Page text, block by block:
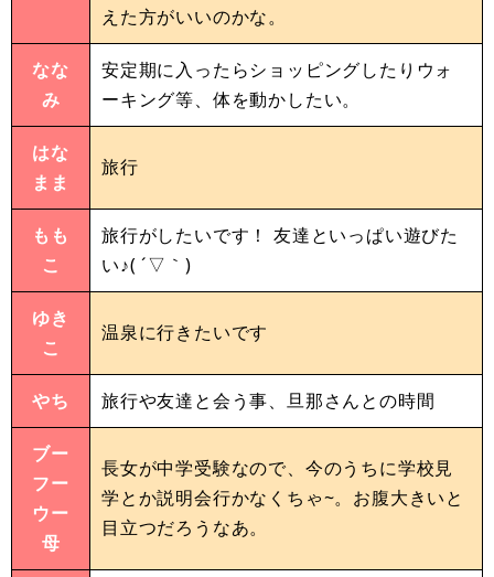
えた方がいいのかな。
なな
み
安定期に入ったらショッピングしたりウォ
ーキング等、体を動かしたい。
はな
まま
旅行
もも
こ
旅行がしたいです！ 友達といっぱい遊びた
い♪( ´▽｀)
ゆき
こ
温泉に行きたいです
やち 旅行や友達と会う事、旦那さんとの時間
ブー
フー
ウー
母
長女が中学受験なので、今のうちに学校見
学とか説明会行かなくちゃ~。お腹大きいと
目立つだろうなあ。